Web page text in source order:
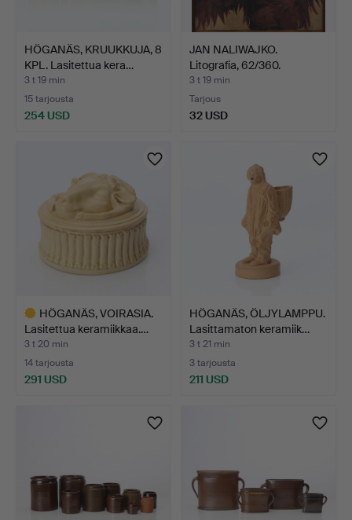
HÖGANÄS, KRUUKKUJA, 8
KPL. Lasitettua kera…
3 t 19 min
15 tarjousta
254 USD
JAN NALIWAJKO.
Litografia, 62/360.
Nattäng…
3 t 19 min
Tarjous
32 USD
HÖGANÄS, VOIRASIA.
Lasitettua keramiikkaa.…
3 t 20 min
14 tarjousta
291 USD
HÖGANÄS, ÖLJYLAMPPU.
Lasittamaton keramiik…
3 t 21 min
3 tarjousta
211 USD